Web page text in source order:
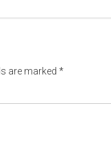
are marked *